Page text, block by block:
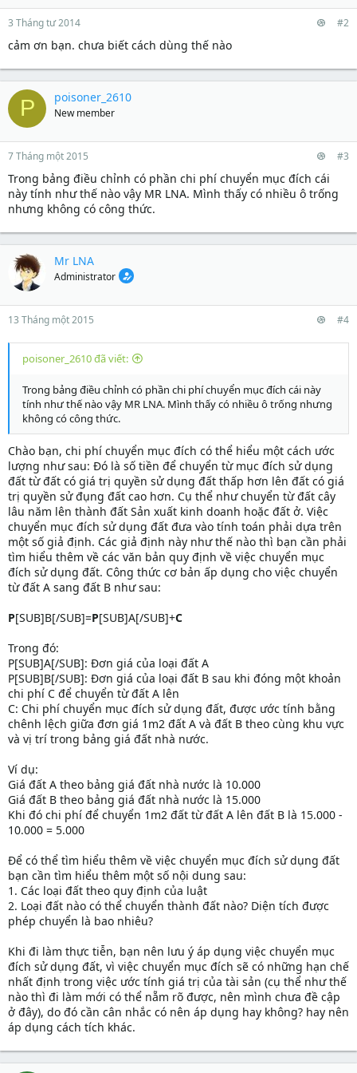
r
r
u
3 Tháng tư 2014 #2
cảm ơn bạn. chưa biết cách dùng thế nào
P poisoner_2610
New member
7 Tháng một 2015 #3
Trong bảng điều chỉnh có phần chi phí chuyển mục đích cái
này tính như thế nào vậy MR LNA. Mình thấy có nhiều ô trống
nhưng không có công thức.
Mr LNA
Administrator
13 Tháng một 2015 #4
poisoner_2610 đã viết:
Trong bảng điều chỉnh có phần chi phí chuyển mục đích cái này
tính như thế nào vậy MR LNA. Mình thấy có nhiều ô trống nhưng
không có công thức.
Chào bạn, chi phí chuyển mục đích có thể hiểu một cách ước
lượng như sau: Đó là số tiền để chuyển từ mục đích sử dụng
đất từ đất có giá trị quyền sử dụng đất thấp hơn lên đất có giá
trị quyền sử đụng đất cao hơn. Cụ thể như chuyển từ đất cây
lâu năm lên thành đất Sản xuất kinh doanh hoặc đất ở. Việc
chuyển mục đích sử dụng đất đưa vào tính toán phải dựa trên
một số giả định. Các giả định này như thế nào thì bạn cần phải
tìm hiểu thêm về các văn bản quy định về việc chuyển mục
đích sử dụng đất. Công thức cơ bản ấp dụng cho việc chuyển
từ đất A sang đất B như sau:
P[SUB]B[/SUB]=P[SUB]A[/SUB]+C
Trong đó:
P[SUB]A[/SUB]: Đơn giá của loại đất A
P[SUB]B[/SUB]: Đơn giá của loại đất B sau khi đóng một khoản
chi phí C để chuyển từ đất A lên
C: Chi phí chuyển mục đích sử dụng đất, được ước tính bằng
chênh lệch giữa đơn giá 1m2 đất A và đất B theo cùng khu vực
và vị trí trong bảng giá đất nhà nước.
Ví dụ:
Giá đất A theo bảng giá đất nhà nước là 10.000
Giá đất B theo bảng giá đất nhà nước là 15.000
Khi đó chi phí để chuyển 1m2 đất từ đất A lên đất B là 15.000 -
10.000 = 5.000
Để có thể tìm hiểu thêm về việc chuyển mục đích sử dụng đất
bạn cần tìm hiểu thêm một số nội dung sau:
1. Các loại đất theo quy định của luật
2. Loại đất nào có thể chuyển thành đất nào? Diện tích được
phép chuyển là bao nhiêu?
Khi đi làm thực tiễn, bạn nên lưu ý áp dụng việc chuyển mục
đích sử dụng đất, vì việc chuyển mục đích sẽ có những hạn chế
nhất định trong việc ước tính giá trị của tài sản (cụ thể như thế
nào thì đi làm mới có thể nẵm rõ được, nên mình chưa đề cập
ở đây), do đó cần cân nhắc có nên áp dụng hay không? hay nên
áp dụng cách tích khác.